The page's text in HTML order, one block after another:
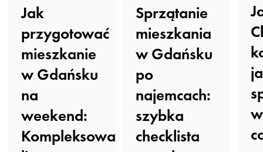
Jak
przygotować
mieszkanie
w Gdańsku
na
weekend:
Kompleksowa
Sprzątanie
mieszkania
w Gdańsku
po
najemcach:
szybka
checklista